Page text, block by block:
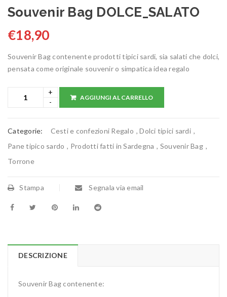
Souvenir Bag DOLCE_SALATO
€18,90
Souvenir Bag contenente prodotti tipici sardi, sia salati che dolci,
pensata come originale souvenir o simpatica idea regalo
AGGIUNGI AL CARRELLO
Categorie: Cesti e confezioni Regalo ,Dolci tipici sardi ,
Pane tipico sardo , Prodotti fatti in Sardegna , Souvenir Bag ,
Torrone
Stampa Segnala via email
DESCRIZIONE
Souvenir Bag contenente: